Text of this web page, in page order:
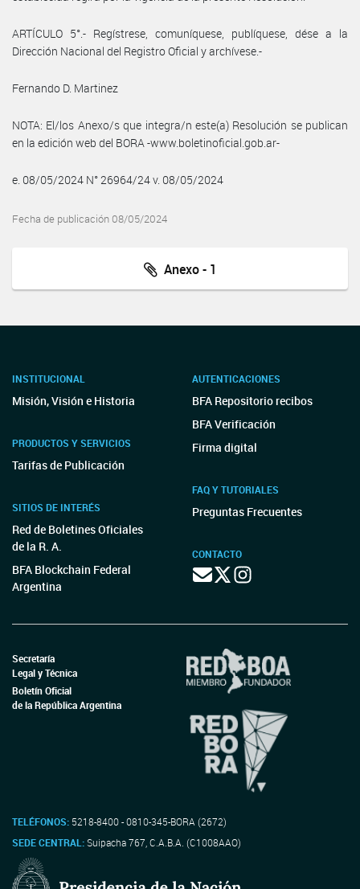
ARTÍCULO 5°.- Regístrese, comuníquese, publíquese, dése a la
Dirección Nacional del Registro Oficial y archívese.-
Fernando D. Martinez
NOTA: El/los Anexo/s que integra/n este(a) Resolución se publican
en la edición web del BORA -www.boletinoficial.gob.ar-
e. 08/05/2024 N° 26964/24 v. 08/05/2024
Fecha de publicación 08/05/2024
Anexo - 1
INSTITUCIONAL
Misión, Visión e Historia
PRODUCTOS Y SERVICIOS
Tarifas de Publicación
SITIOS DE INTERÉS
Red de Boletines Oficiales
de la R. A.
BFA Blockchain Federal
Argentina
AUTENTICACIONES
BFA Repositorio recibos
BFA Verificación
Firma digital
FAQ Y TUTORIALES
Preguntas Frecuentes
CONTACTO
Secretaría
Legal y Técnica
Boletín Oficial
de la República Argentina
TELÉFONOS: 5218-8400 - 0810-345-BORA (2672)
SEDE CENTRAL:Suipacha 767, C.A.B.A. (C1008AAO)